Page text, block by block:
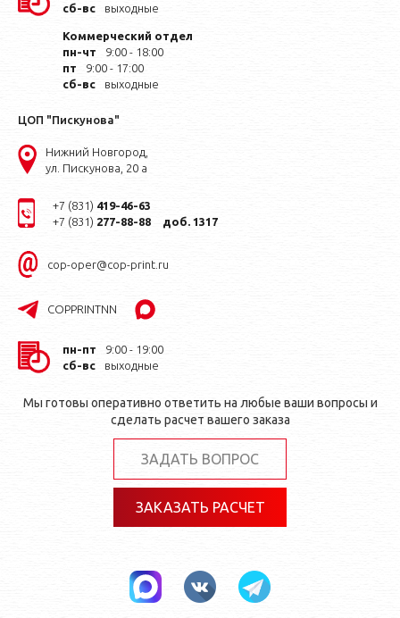
сб-вс
выходные
Коммерческий отдел
пн-чт
9:00 - 18:00
пт
9:00 - 17:00
сб-вс
выходные
ЦОП "Пискунова"
Нижний Новгород,
ул. Пискунова, 20 а
+7 (831) 419-46-63
+7 (831) 277-88-88 доб. 1317
cop-oper@cop-print.ru
COPPRINTNN
пн-пт
9:00 - 19:00
сб-вс
выходные
Мы готовы оперативно ответить на любые ваши вопросы и
сделать расчет вашего заказа
ЗАДАТЬ ВОПРОС
ЗАКАЗАТЬ РАСЧЕТ